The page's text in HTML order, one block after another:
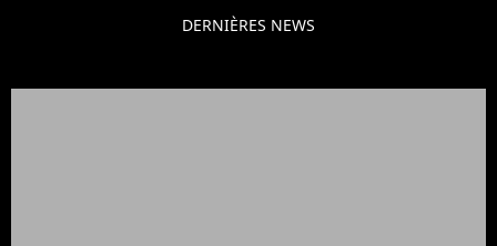
DERNIÈRES NEWS